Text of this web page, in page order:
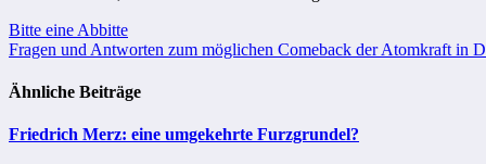
Beitragsnavigation
Bitte eine Abbitte
Fragen und Antworten zum möglichen Comeback der Atomkraft in
Ähnliche Beiträge
Friedrich Merz: eine umgekehrte Furzgrundel?